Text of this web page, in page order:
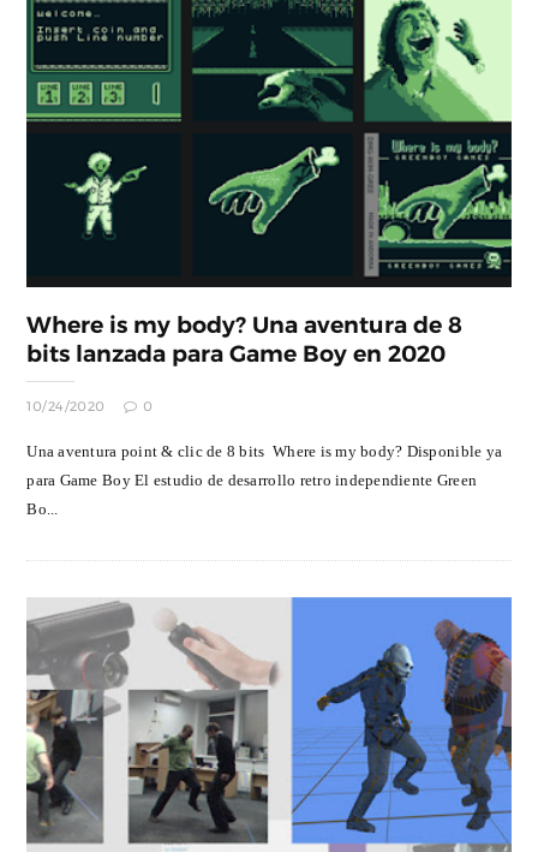
Where is my body? Una aventura de 8
bits lanzada para Game Boy en 2020
10/24/2020 0
Una aventura point & clic de 8 bits Where is my body? Disponible ya
para Game Boy El estudio de desarrollo retro independiente Green
Bo...